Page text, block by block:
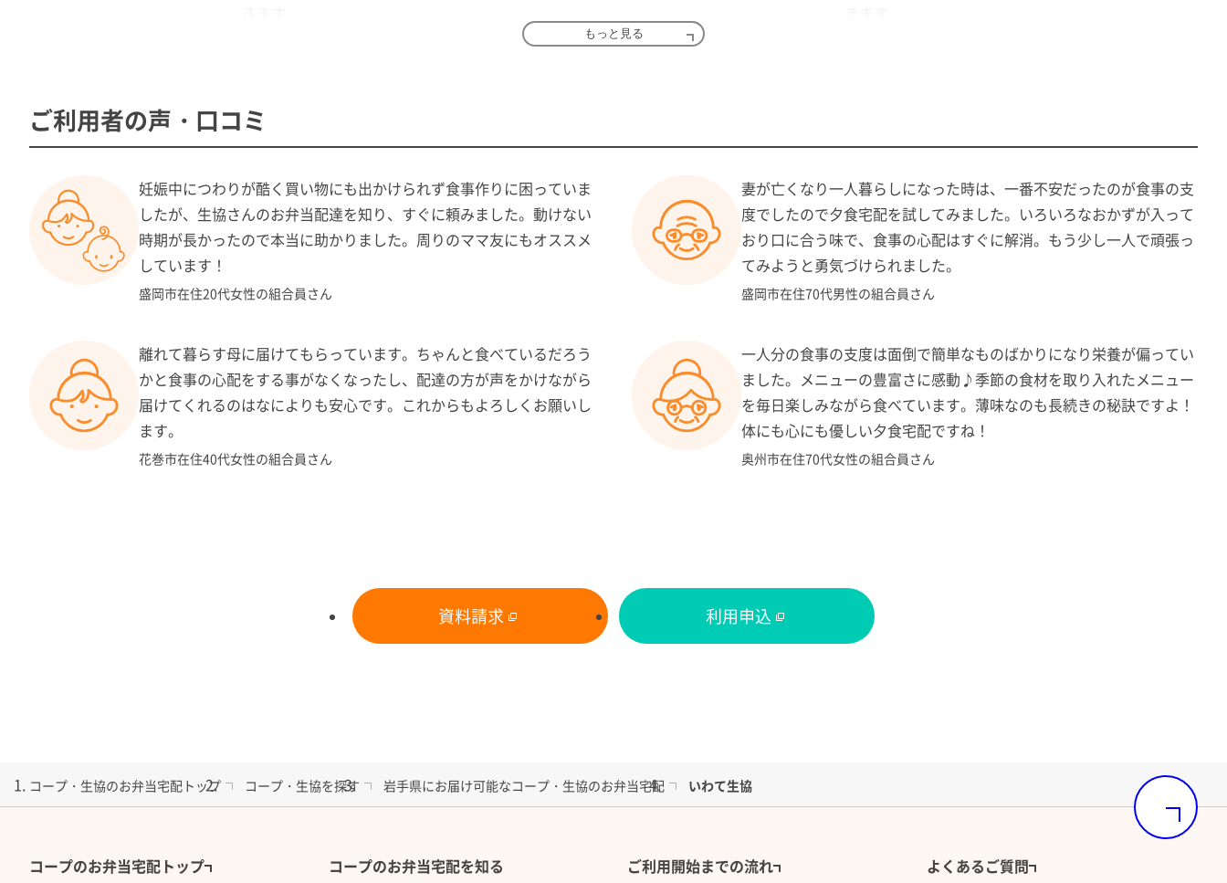
カロリー：1食あたり(週平均) 約600kcal
１食あたりの価格：788円（税込）※5日分3,940円（税込）
備 考： ※容器は再利用できる専用容器です。洗浄してからのご返却をお
願いしております。
１食あたりの価格：680円（税込）※5日分3,400円（税込）
備 考： ※容器は再利用できる専用容器です。洗浄してからのご返却をお
願いしております。
おかずの種類は4品～5品。
栄養バランスを考慮した体にやさしいおかずとごはん
週に2回は彩りごはんをお届けしています。
１食あたりの価格：680円（税込）※5日分3,400円（税込）
備 考： ※容器は再利用できる専用容器です。洗浄してからのご返却をお
やわらか食コース
噛む力・飲み込む力が低下した方に安心して食べてい
ただけるように「箸やスプーンで切れるやわらかさ」
の介護食です。
区分：日本摂食嚥下リハビリテーション学会嚥下調整
塩分： 1食あたり(週平均) 2.5ｇ以下
１食あたりの価格：680円（税込）※5日分3,400円（税込）
当日の夕食宅配弁当と一緒に、翌日の朝食・昼食用と
当日の夕食宅配弁当と一緒に、翌日の朝食または昼食
もっと見る
ご利用者の声・口コミ
妊娠中につわりが酷く買い物にも出かけられず食事作りに困っていま
したが、生協さんのお弁当配達を知り、すぐに頼みました。動けない
時期が長かったので本当に助かりました。周りのママ友にもオススメ
しています！
盛岡市在住20代女性の組合員さん
妻が亡くなり一人暮らしになった時は、一番不安だったのが食事の支
度でしたので夕食宅配を試してみました。いろいろなおかずが入って
おり口に合う味で、食事の心配はすぐに解消。もう少し一人で頑張っ
てみようと勇気づけられました。
盛岡市在住70代男性の組合員さん
離れて暮らす母に届けてもらっています。ちゃんと食べているだろう
かと食事の心配をする事がなくなったし、配達の方が声をかけながら
届けてくれるのはなによりも安心です。これからもよろしくお願いし
ます。
花巻市在住40代女性の組合員さん
一人分の食事の支度は面倒で簡単なものばかりになり栄養が偏ってい
ました。メニューの豊富さに感動♪季節の食材を取り入れたメニュー
を毎日楽しみながら食べています。薄味なのも長続きの秘訣ですよ！
体にも心にも優しい夕食宅配ですね！
奥州市在住70代女性の組合員さん
資料請求 利用申込
コープ・生協のお弁当宅配トップ コープ・生協を探す 岩手県にお届け可能なコープ・生協のお弁当宅配 いわて生協 ページの先頭
コープのお弁当宅配トップ コープのお弁当宅配を知る ご利用開始までの流れ よくあるご質問